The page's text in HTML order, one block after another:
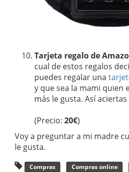
Tarjeta regalo de
cual de estos regalos
puedes regalar una
y que sea la mami quien
más le gusta. Así
(Precio: 20€)
Voy a preguntar a mi madre
le gusta.
Compras Compras online